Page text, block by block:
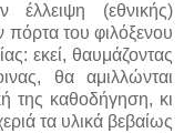
έλλειψη (εθνικής)
πόρτα του φιλόξενου
εκεί, θαυμάζοντας
θα αμιλλώνται
της καθοδήγηση, κι
τα υλικά βεβαίως